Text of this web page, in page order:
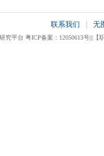
联系我们 无
平台 粤ICP备案：12050613号|||【